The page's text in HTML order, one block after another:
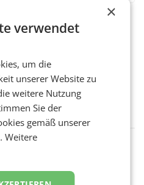
Post: Umsatzplus im
trotz schwachem
Post AG hat im
2026 einen Konzernumsatz
Mio. EUR erwirtschaftet, was
3,8 Prozent gegenüber dem
MEDIA
viel Gewinn
MAILAND/AMSTERDAM. Der
×
verwendet
um die
unserer Website zu
weitere Nutzung
Sie der
gemäß unserer
Weitere